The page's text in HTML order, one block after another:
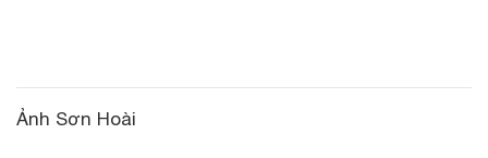
Ảnh Sơn Hoài